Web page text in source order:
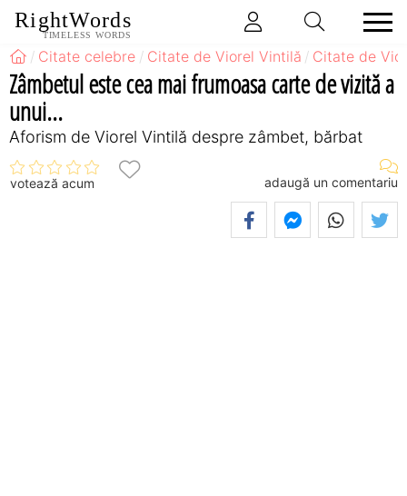
RightWords
TIMELESS WORDS
Citate celebre Citate de Viorel Vintilă Citate de
Zâmbetul este cea mai frumoasa carte de vizită a
unui...
Aforism de Viorel Vintilă despre zâmbet, bărbat
votează acum adaugă un comentariu